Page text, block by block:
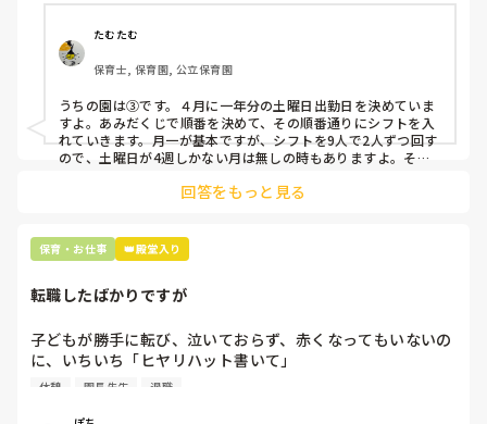
①土曜日の希望休は2日まで、と制限をかける
②毎月、必ず土曜保育に入ることのできる日を1日だけピッ
クアップしてもらう
③仮シフトが出た時、土曜出勤が難しければ自身で代わりの
人を交渉して見つけてもらう
上記のいずれかの対策を取り入れることを考えています。
たむたむ
保育士, 保育園, 公立保育園
うちの園は③です。４月に一年分の土曜日出勤日を決めていま
すよ。あみだくじで順番を決めて、その順番通りにシフトを入
れていきます。月一が基本ですが、シフトを9人で2人ずつ回す
ので、土曜日が4週しかない月は無しの時もありますよ。その
て貰い、主任に報告してます。
回答をもっと見る
保育・お仕事 👑殿堂入り
転職したばかりですが
子どもが勝手に転び、泣いておらず、赤くなってもいないの
に、いちいち「ヒヤリハット書いて」
と書かされ
休憩 園長先生 退職